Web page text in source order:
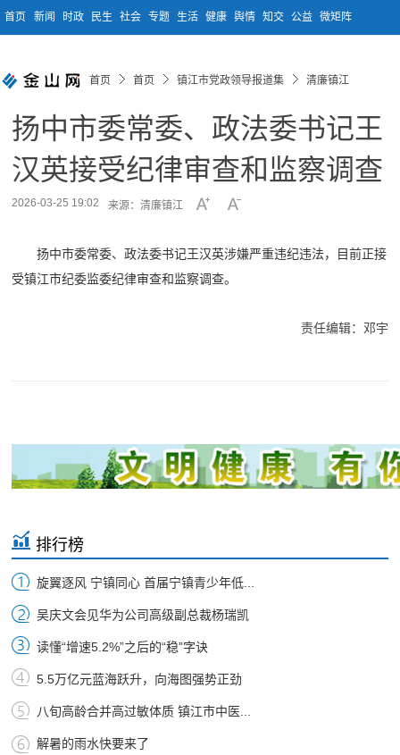
首页 新闻 时政 民生 社会 专题 生活 健康 舆情 知交 公益 微矩阵
首页 首页 镇江市党政领导报道集 清廉镇江
扬中市委常委、政法委书记王
汉英接受纪律审查和监察调查
2026-03-25 19:02 来源：清廉镇江
扬中市委常委、政法委书记王汉英涉嫌严重违纪违法，目前正接
受镇江市纪委监委纪律审查和监察调查。
责任编辑：邓宇
排行榜
旋翼逐风 宁镇同心 首届宁镇青少年低...
吴庆文会见华为公司高级副总裁杨瑞凯
读懂“增速5.2%”之后的“稳”字诀
5.5万亿元蓝海跃升，向海图强势正劲
八旬高龄合并高过敏体质 镇江市中医...
解暑的雨水快要来了